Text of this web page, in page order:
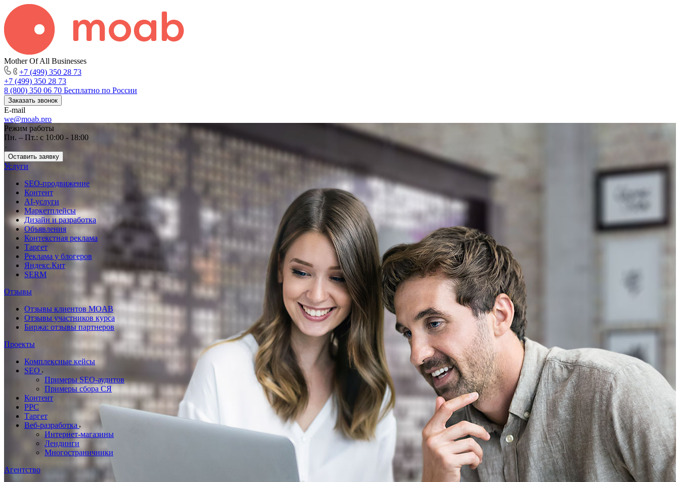
Mother Of All Businesses
+7 (499) 350 28 73
+7 (499) 350 28 73
8 (800) 350 06 70 Бесплатно по России
Заказать звонок
E-mail
we@moab.pro
Режим работы
Пн. – Пт.: с 10:00 - 18:00
Оставить заявку
Услуги
SEO-продвижение
Контент
AI-услуги
Маркетплейсы
Дизайн и разработка
Объявления
Контекстная реклама
Таргет
Реклама у блогеров
Яндекс.Кит
SERM
Отзывы
Отзывы клиентов MOAB
Отзывы участников курса
Биржа: отзывы партнеров
Проекты
Комплексные кейсы
SEO
Примеры SEO-аудитов
Примеры сбора СЯ
Контент
PPC
Таргет
Веб-разработка
Интернет-магазины
Лендинги
Многостраничники
Агентство